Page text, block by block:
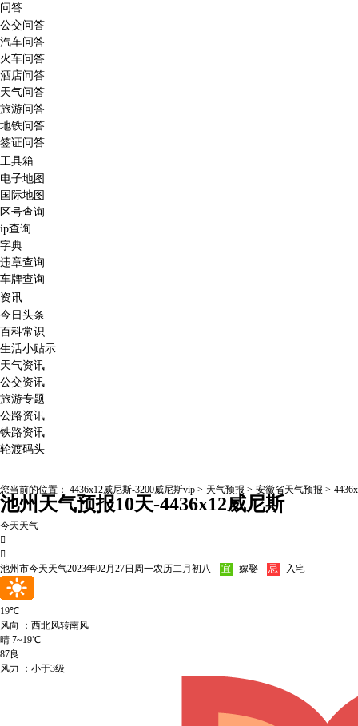
问答
公交问答
汽车问答
火车问答
酒店问答
天气问答
旅游问答
地铁问答
签证问答
工具箱
电子地图
国际地图
区号查询
ip查询
字典
违章查询
车牌查询
资讯
今日头条
百科常识
生活小贴示
天气资讯
公交资讯
旅游专题
公路资讯
铁路资讯
轮渡码头
您当前的位置： 4436x12威尼斯-3200威尼斯vip > 天气预报 > 安徽省天气预报 >
池州天气预报10天-4436x12威尼斯
今天天气


池州市今天天气2023年02月27日 周一农历二月初八 宜 嫁娶 忌 入宅
19℃
风向 ：西北风转南风
晴 7~19℃
87良
风力 ：小于3级